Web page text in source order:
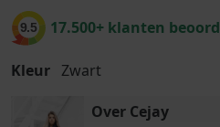
9.5 17.500+ klanten
Kleur Zwart
Over Cejay